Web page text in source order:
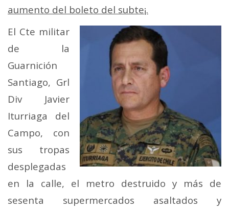
aumento del boleto del subte¡.
El Cte militar
de la
Guarnición
Santiago, Grl
Div Javier
Iturriaga del
Campo, con
sus tropas
desplegadas
en la calle, el metro destruido y más de
sesenta supermercados asaltados y